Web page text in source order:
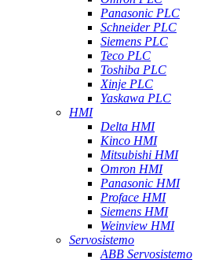
Panasonic PLC
Schneider PLC
Siemens PLC
Teco PLC
Toshiba PLC
Xinje PLC
Yaskawa PLC
HMI
Delta HMI
Kinco HMI
Mitsubishi HMI
Omron HMI
Panasonic HMI
Proface HMI
Siemens HMI
Weinview HMI
Servosistemo
ABB Servosistemo